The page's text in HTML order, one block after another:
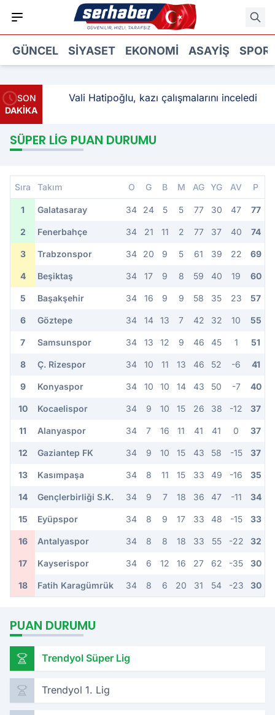
GÜNCEL SIYASET EKONOMI ASAYIŞ SPOR
SON
DAKİKA
3 Vali Hatipoğlu, kazı çalışmalarını inceledi
SÜPER LIG PUAN DURUMU
Sıra Takım O G B M AG YG AV P
1 Galatasaray 34 24 5 5 77 30 47 77
2 Fenerbahçe 34 21 11 2 77 37 40 74
3 Trabzonspor 34 20 9 5 61 39 22 69
4 Beşiktaş 34 17 9 8 59 40 19 60
5 Başakşehir 34 16 9 9 58 35 23 57
6 Göztepe 34 14 13 7 42 32 10 55
7 Samsunspor 34 13 12 9 46 45 1 51
8 Ç. Rizespor 34 10 11 13 46 52 -6 41
9 Konyaspor 34 10 10 14 43 50 -7 40
10 Kocaelispor 34 9 10 15 26 38 -12 37
11 Alanyaspor 34 7 16 11 41 41 0 37
12 Gaziantep FK 34 9 10 15 43 58 -15 37
13 Kasımpaşa 34 8 11 15 33 49 -16 35
14 Gençlerbirliği S.K. 34 9 7 18 36 47 -11 34
15 Eyüpspor 34 8 9 17 33 48 -15 33
16 Antalyaspor 34 8 8 18 33 55 -22 32
17 Kayserispor 34 6 12 16 27 62 -35 30
18 Fatih Karagümrük 34 8 6 20 31 54 -23 30
PUAN DURUMU
Trendyol Süper Lig
Trendyol 1. Lig